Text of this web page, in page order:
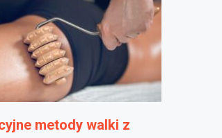
metody walki z